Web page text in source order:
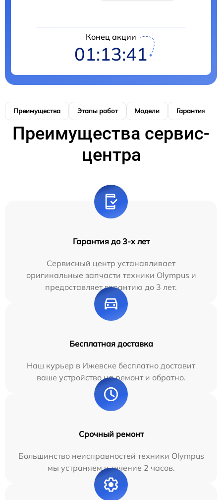
Конец акции
01:13:41
Преимущества Этапы работ Модели Гарантия
Преимущества сервис-
центра
Гарантия до 3-х лет
Сервисный центр устанавливает
оригинальные запчасти техники Olympus и
предоставляет гарантию до 3 лет.
Бесплатная доставка
Наш курьер в Ижевске бесплатно доставит
ваше устройство на ремонт и обратно.
Срочный ремонт
Большинство неисправностей техники Olympus
мы устраняем в течение 2 часов.